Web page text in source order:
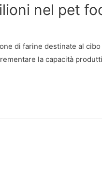
nel pet
di farine destinate al
la capacità